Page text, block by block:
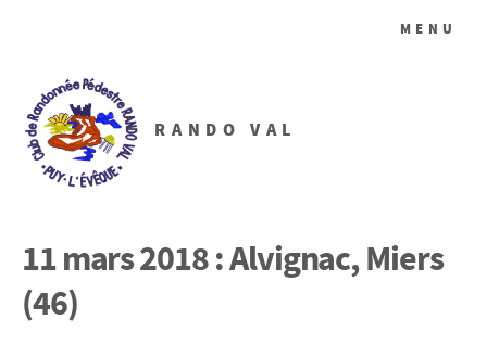
RANDO VAL
MENU
11 mars 2018 : Alvignac, Miers
(46)